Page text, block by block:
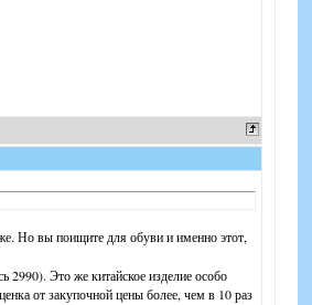
Но вы поищите для обуви и именно этот,
2990). Это же китайское изделие особо
от закупочной цены более, чем в 10 раз